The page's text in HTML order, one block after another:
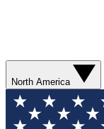
North America